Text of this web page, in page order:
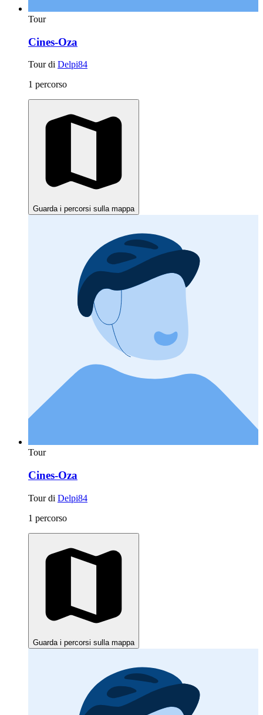
Tour
Cines-Oza
Tour di Delpi84
1 percorso
Guarda i percorsi sulla mappa
Tour
Cines-Oza
Tour di Delpi84
1 percorso
Guarda i percorsi sulla mappa